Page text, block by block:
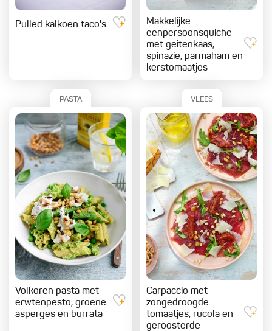
Pulled kalkoen taco's
Makkelijke
eenpersoonsquiche
met geitenkaas,
spinazie, parmaham en
kerstomaatjes
PASTA
Volkoren pasta met
erwtenpesto, groene
asperges en burrata
VLEES
Carpaccio met
zongedroogde
tomaatjes, rucola en
geroosterde